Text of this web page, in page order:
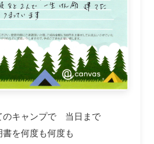
のキャンプで 当日まで
書を何度も何度も